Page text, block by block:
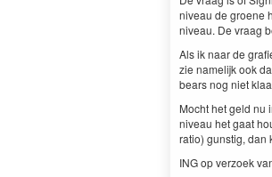
niveau de groene
niveau. De vraag
Als ik naar de
zie namelijk ook
bears nog niet
Mocht het geld nu
niveau het gaat
ratio) gun­stig, dan
INGop ver­zoek